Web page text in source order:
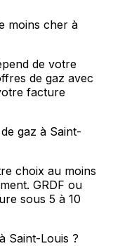
moins cher à
de votre
de gaz avec
facture
gaz à Saint-
choix au moins
GRDF ou
sous 5 à 10
Saint-Louis ?